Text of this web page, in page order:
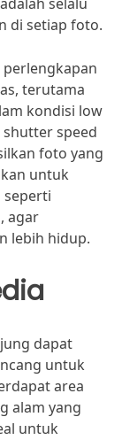
di setiap foto.
terutama
kondisi low
speed
foto yang
untuk
seperti
agar
lebih hidup.
dapat
untuk
area
alam yang
untuk